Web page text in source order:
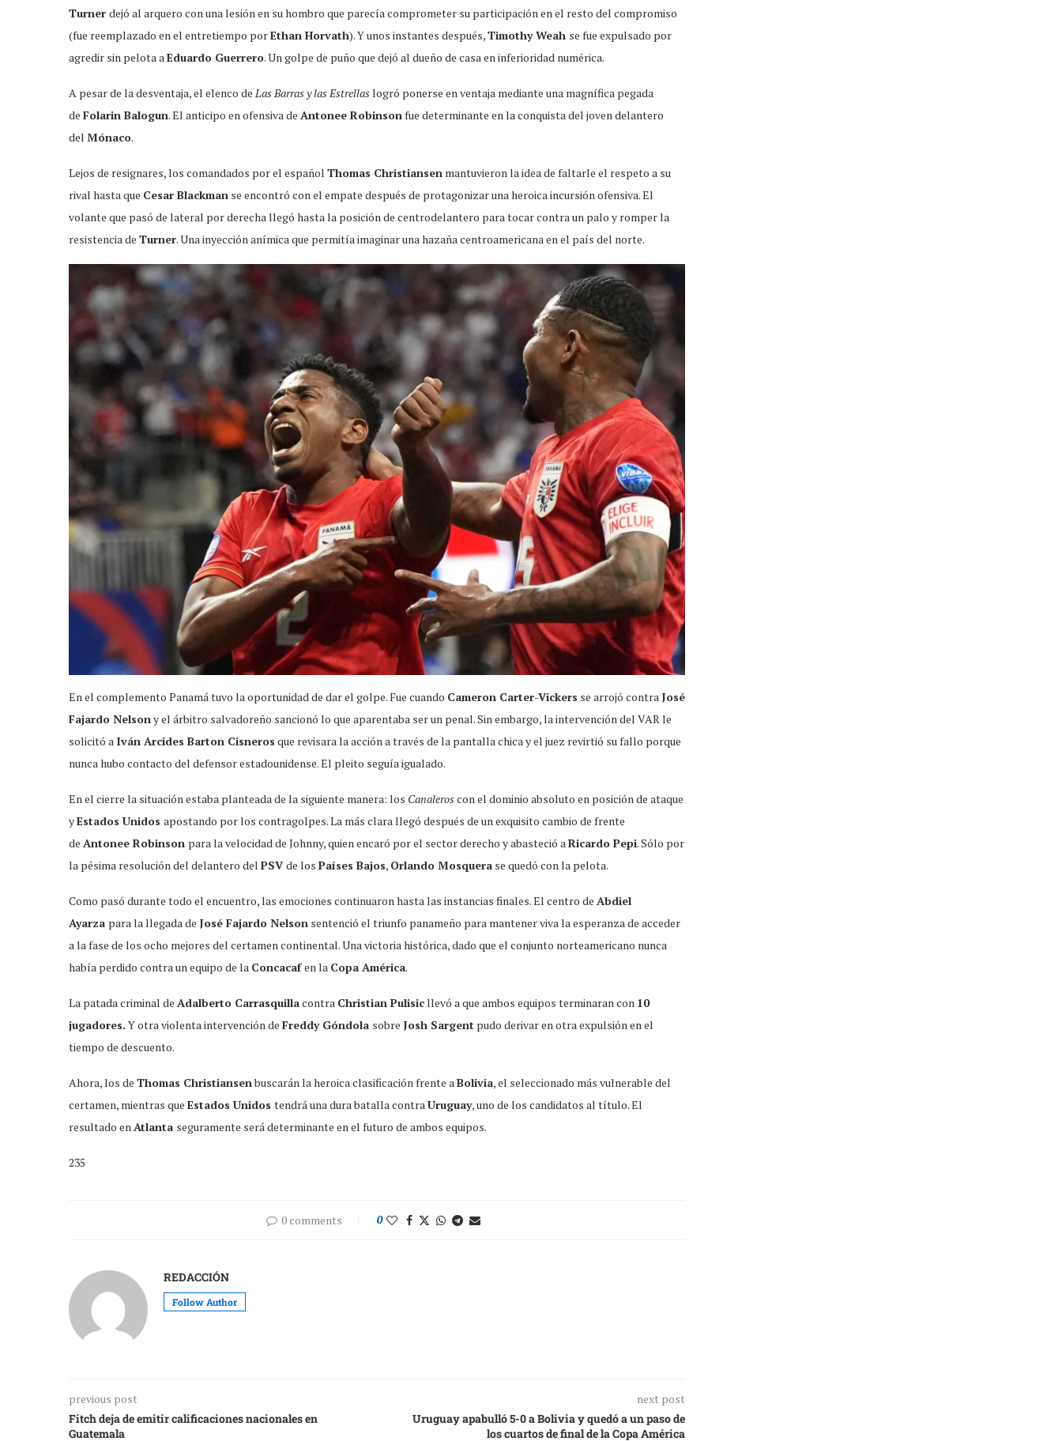
Turner dejó al arquero con una lesión en su hombro que parecía comprometer su participación en el resto del compromiso
(fue reemplazado en el entretiempo porEthan Horvath). Y unos instantes después,Timothy Weah se fue expulsado por
agredir sin pelota aEduardo Guerrero. Un golpe de puño que dejó al dueño de casa en inferioridad numérica.
A pesar de la desventaja, el elenco de Las Barras y las Estrellaslogró ponerse en ventaja mediante una magnífica pegada
de Folarin Balogun. El anticipo en ofensiva de Antonee Robinsonfue determinante en la conquista del joven delantero
del Mónaco.
Lejos de resignares, los comandados por el español Thomas Christiansen mantuvieron la idea de faltarle el respeto a su
rival hasta que Cesar Blackman se encontró con el empate después de protagonizar una heroica incursión ofensiva. El
volante que pasó de lateral por derecha llegó hasta la posición de centrodelantero para tocar contra un palo y romper la
resistencia de Turner. Una inyección anímica que permitía imaginar una hazaña centroamericana en el país del norte.
En el complemento Panamá tuvo la oportunidad de dar el golpe. Fue cuando Cameron Carter-Vickers se arrojó contra José
Fajardo Nelsony el árbitro salvadoreño sancionó lo que aparentaba ser un penal. Sin embargo, la intervención del VAR le
solicitó a Iván Arcides Barton Cisneros que revisara la acción a través de la pantalla chica y el juez revirtió su fallo porque
nunca hubo contacto del defensor estadounidense. El pleito seguía igualado.
En el cierre la situación estaba planteada de la siguiente manera: los Canaleroscon el dominio absoluto en posición de ataque
yEstados Unidos apostando por los contragolpes. La más clara llegó después de un exquisito cambio de frente
de Antonee Robinson para la velocidad de Johnny, quien encaró por el sector derecho y abasteció aRicardo Pepi. Sólo por
la pésima resolución del delantero del PSVde los Países Bajos, Orlando Mosquera se quedó con la pelota.
Como pasó durante todo el encuentro, las emociones continuaron hasta las instancias finales. El centro de Abdiel
Ayarza para la llegada de José Fajardo Nelson sentenció el triunfo panameño para mantener viva la esperanza de acceder
a la fase de los ocho mejores del certamen continental. Una victoria histórica, dado que el conjunto norteamericano nunca
había perdido contra un equipo de la Concacafen la Copa América.
La patada criminal de Adalberto Carrasquillacontra Christian Pulisicllevó a que ambos equipos terminaran con 10
jugadores. Y otra violenta intervención de Freddy Góndola sobre Josh Sargent pudo derivar en otra expulsión en el
tiempo de descuento.
Ahora, los de Thomas Christiansenbuscarán la heroica clasificación frente aBolivia, el seleccionado más vulnerable del
certamen, mientras que Estados Unidos tendrá una dura batalla contraUruguay, uno de los candidatos al título. El
resultado enAtlanta seguramente será determinante en el futuro de ambos equipos.
235
0 comments 0
REDACCIÓN
Follow Author
previous post
Fitch deja de emitir calificaciones nacionales en
Guatemala
next post
Uruguay apabulló 5-0 a Bolivia y quedó a un paso de
los cuartos de final de la Copa América